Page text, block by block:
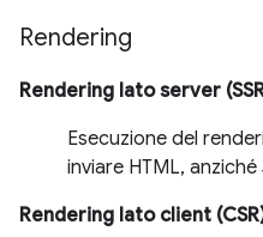
Rendering
Rendering lato server
Esecuzione del
inviare HTML,
Rendering lato client